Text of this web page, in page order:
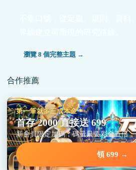
瀏覽 8 個完整主題 →
合作推薦
第一筆就多三成本金
首存 2000 直接送 699
新會員限定加碼，碼量只要彩金五倍
領 699 →